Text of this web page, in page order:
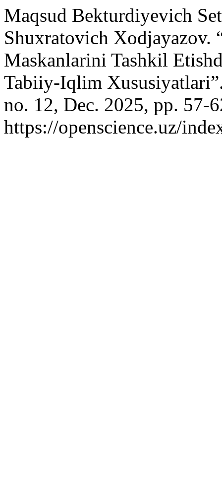
Maqsud Bekturdiyevich
Shuxratovich Xodjayazov.
Maskanlarini Tashkil
Tabiiy-Iqlim
no. 12, Dec. 2025, pp. 57-
https://openscience.uz/